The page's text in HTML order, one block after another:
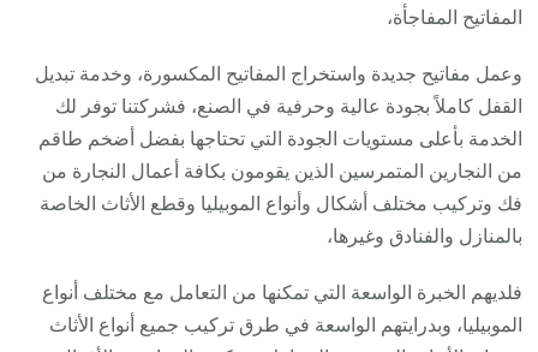
المفاتيح المفاجأة،
وعمل مفاتيح جديدة واستخراج المفاتيح المكسورة، وخدمة تبديل
القفل كاملاً بجودة عالية وحرفية في الصنع، فشركتنا توفر لك
الخدمة بأعلى مستويات الجودة التي تحتاجها بفضل أضخم طاقم
من النجارين المتمرسين الذين يقومون بكافة أعمال النجارة من
فك وتركيب مختلف أشكال وأنواع الموبيليا وقطع الأثاث الخاصة
بالمنازل والفنادق وغيرها،
فلديهم الخبرة الواسعة التي تمكنها من التعامل مع مختلف أنواع
الموبيليا، وبدرايتهم الواسعة في طرق تركيب جميع أنواع الأثاث